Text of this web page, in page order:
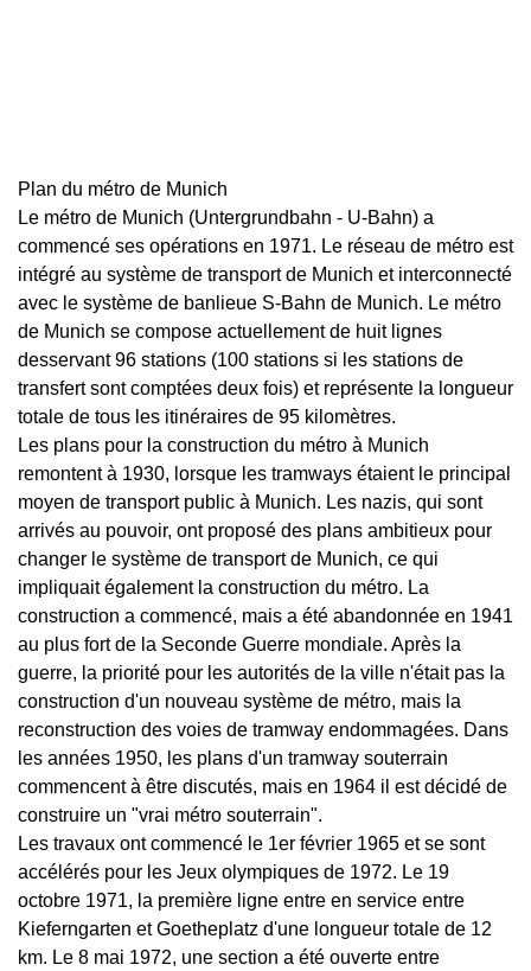
Plan du métro de Munich
Le métro de Munich (Untergrundbahn - U-Bahn) a
commencé ses opérations en 1971. Le réseau de métro est
intégré au système de transport de Munich et interconnecté
avec le système de banlieue S-Bahn de Munich. Le métro
de Munich se compose actuellement de huit lignes
desservant 96 stations (100 stations si les stations de
transfert sont comptées deux fois) et représente la longueur
totale de tous les itinéraires de 95 kilomètres.
Les plans pour la construction du métro à Munich
remontent à 1930, lorsque les tramways étaient le principal
moyen de transport public à Munich. Les nazis, qui sont
arrivés au pouvoir, ont proposé des plans ambitieux pour
changer le système de transport de Munich, ce qui
impliquait également la construction du métro. La
construction a commencé, mais a été abandonnée en 1941
au plus fort de la Seconde Guerre mondiale. Après la
guerre, la priorité pour les autorités de la ville n'était pas la
construction d'un nouveau système de métro, mais la
reconstruction des voies de tramway endommagées. Dans
les années 1950, les plans d'un tramway souterrain
commencent à être discutés, mais en 1964 il est décidé de
construire un "vrai métro souterrain".
Les travaux ont commencé le 1er février 1965 et se sont
accélérés pour les Jeux olympiques de 1972. Le 19
octobre 1971, la première ligne entre en service entre
Kieferngarten et Goetheplatz d'une longueur totale de 12
km. Le 8 mai 1972, une section a été ouverte entre